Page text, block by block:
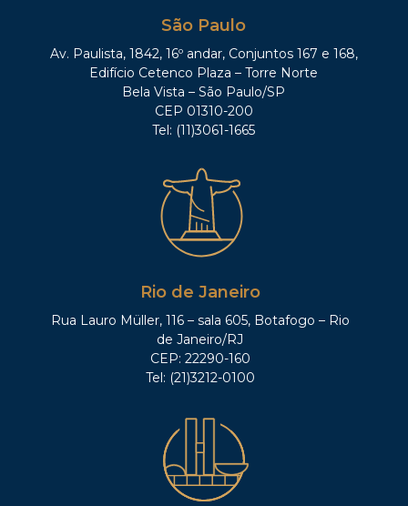
São Paulo
Av. Paulista, 1842, 16º andar, Conjuntos 167 e 168,
Edifício Cetenco Plaza – Torre Norte
Bela Vista – São Paulo/SP
CEP 01310-200
Tel: (11)3061-1665
Rio de Janeiro
Rua Lauro Müller, 116 – sala 605, Botafogo – Rio
de Janeiro/RJ
CEP: 22290-160
Tel: (21)3212-0100